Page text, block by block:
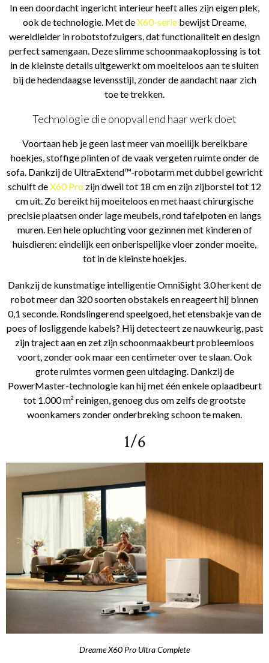
In een doordacht ingericht interieur heeft alles zijn eigen plek,
ook de technologie. Met deX60-serie bewijst Dreame,
wereldleider in robotstofzuigers, dat functionaliteit en design
perfect samengaan. Deze slimme schoonmaakoplossing is tot
in de kleinste details uitgewerkt om moeiteloos aan te sluiten
bij de hedendaagse levensstijl, zonder de aandacht naar zich
toe te trekken.
Technologie die onopvallend haar werk doet
Voortaan heb je geen last meer van moeilijk bereikbare
hoekjes, stoffige plinten of de vaak vergeten ruimte onder de
sofa. Dankzij de UltraExtend™-robotarm met dubbel gewricht
schuift deX60 Pro zijn dweil tot 18 cm en zijn zijborstel tot 12
cm uit. Zo bereikt hij moeiteloos en met haast chirurgische
precisie plaatsen onder lage meubels, rond tafelpoten en langs
muren. Een hele opluchting voor gezinnen met kinderen of
huisdieren: eindelijk een onberispelijke vloer zonder moeite,
tot in de kleinste hoekjes.
Dankzij de kunstmatige intelligentie OmniSight 3.0 herkent de
robot meer dan 320 soorten obstakels en reageert hij binnen
0,1 seconde. Rondslingerend speelgoed, het etensbakje van de
poes of losliggende kabels? Hij detecteert ze nauwkeurig, past
zijn traject aan en zet zijn schoonmaakbeurt probleemloos
voort, zonder ook maar een centimeter over te slaan. Ook
grote ruimtes vormen geen uitdaging. Dankzij de
PowerMaster-technologie kan hij met één enkele oplaadbeurt
tot 1.000 m² reinigen, genoeg dus om zelfs de grootste
woonkamers zonder onderbreking schoon te maken.
1/6
Dreame X60 Pro Ultra Complete